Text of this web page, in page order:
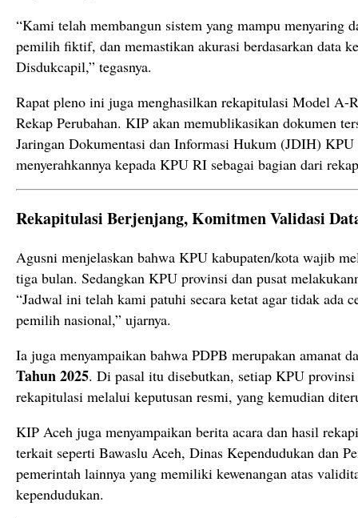
“Kami telah membangun sistem yang mampu menyaring
pemilih fiktif, dan memastikan akurasi berdasarkan data
Disdukcapil,” tegasnya.
Rapat pleno ini juga menghasilkan rekapitulasi Model A-
Rekap Perubahan. KIP akan memublikasikan dokumen
Jaringan Dokumentasi dan Informasi Hukum (JDIH)
menyerahkannya kepada KPU RI sebagai bagian dari
Rekapitulasi Berjenjang, Komitmen Validasi
Agusni menjelaskan bahwa KPU kabupaten/kota wajib
tiga bulan. Sedangkan KPU provinsi dan pusat
“Jadwal ini telah kami patuhi secara ketat agar tidak ada
pemilih nasional,” ujarnya.
Ia juga menyampaikan bahwa PDPB merupakan amanat
Tahun 2025. Di pasal itu disebutkan, setiap KPU
rekapitulasi melalui keputusan resmi, yang kemudian
KIP Aceh juga menyampaikan berita acara dan hasil
terkait seperti Bawaslu Aceh, Dinas Kependudukan dan
pemerintah lainnya yang memiliki kewenangan atas
kependudukan.